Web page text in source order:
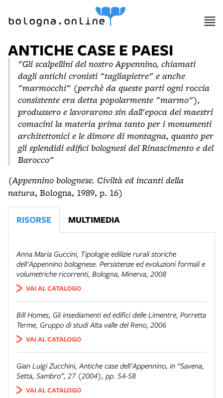
bologna.online
ANTICHE CASE E PAESI
"Gli scalpellini del nostro Appennino, chiamati
dagli antichi cronisti "tagliapietre" e anche
"marmocchi" (perchè da queste parti ogni roccia
consistente era detta popolarmente "marmo"),
produssero e lavorarono sin dall'epoca dei maestri
comacini la materia prima tanto per i monumenti
architettonici e le dimore di montagna, quanto per
gli splendidi edifici bolognesi del Rinascimento e del
Barocco"
(Appennino bolognese. Civiltà ed incanti della
natura, Bologna, 1989, p. 16)
RISORSE MULTIMEDIA
Anna Maria Guccini, Tipologie edilizie rurali storiche
dell'Appennino bolognese. Persistenze ed evoluzioni formali e
volumetriche ricorrenti, Bologna, Minerva, 2008
VAI AL CATALOGO
Bill Homes, Gli insediamenti ed edifici delle Limentre, Porretta
Terme, Gruppo di studi Alta valle del Reno, 2006
VAI AL CATALOGO
Gian Luigi Zucchini,Antiche case dell'Appennino, in “Savena,
Setta, Sambro”, 27 (2004), pp. 54-58
VAI AL CATALOGO